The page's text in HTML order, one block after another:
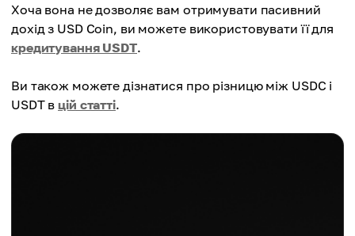
Хоча вона не дозволяє вам отримувати пасивний
дохід з USD Coin, ви можете використовувати її для
кредитування USDT.
Ви також можете дізнатися про різницю між USDC і
USDT вцій статті.